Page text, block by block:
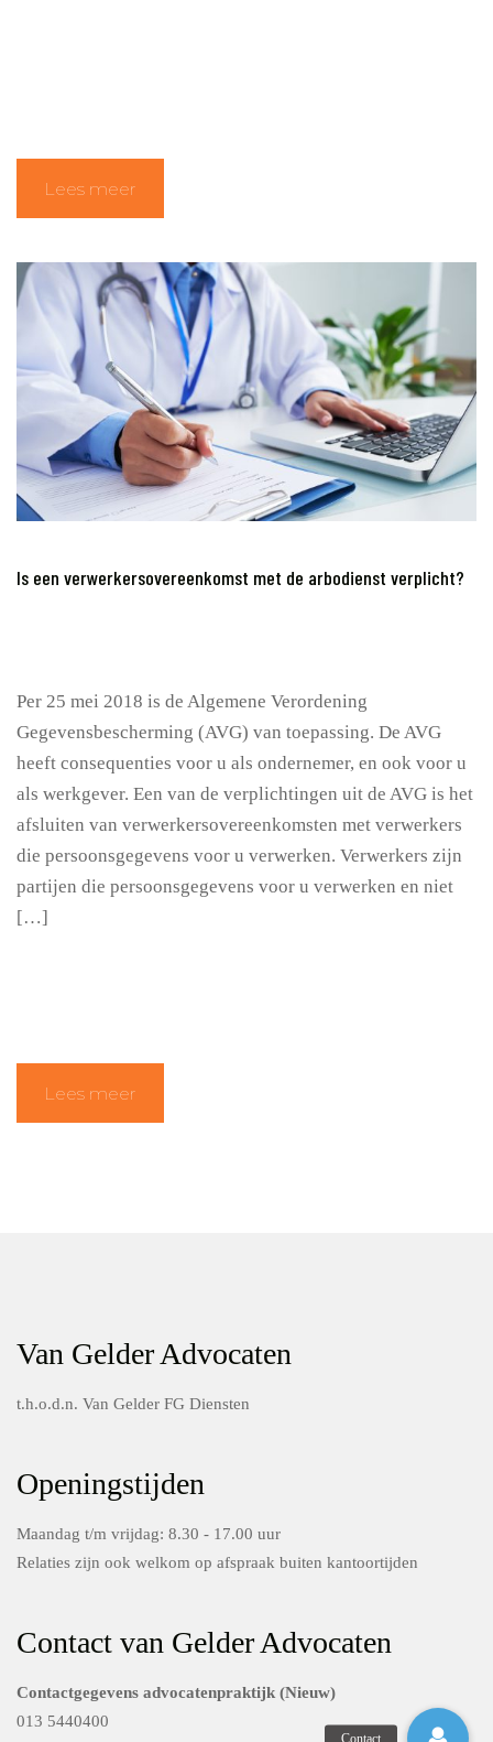
Lees meer
Is een verwerkersovereenkomst met de arbodienst verplicht?
Per 25 mei 2018 is de Algemene Verordening
Gegevensbescherming (AVG) van toepassing. De AVG
heeft consequenties voor u als ondernemer, en ook voor u
als werkgever. Een van de verplichtingen uit de AVG is het
afsluiten van verwerkersovereenkomsten met verwerkers
die persoonsgegevens voor u verwerken. Verwerkers zijn
partijen die persoonsgegevens voor u verwerken en niet
[…]
Lees meer
Van Gelder Advocaten
t.h.o.d.n. Van Gelder FG Diensten
Openingstijden
Maandag t/m vrijdag: 8.30 - 17.00 uur
Relaties zijn ook welkom op afspraak buiten kantoortijden
Contact van Gelder Advocaten
Contactgegevens advocatenpraktijk (Nieuw)
013 5440400